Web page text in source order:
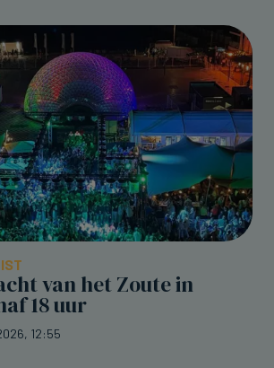
van het Zoute in
18 uur
12:55